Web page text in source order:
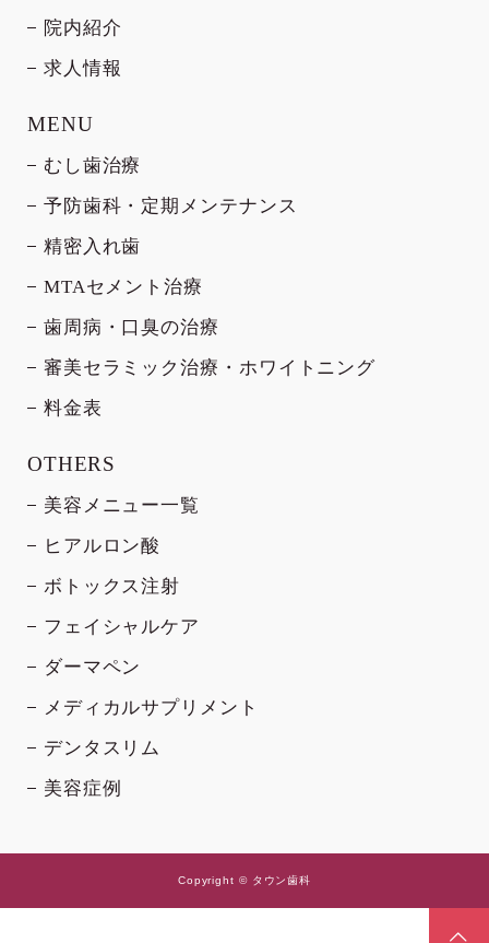
院内紹介
求人情報
MENU
むし歯治療
予防歯科・定期メンテナンス
精密入れ歯
MTAセメント治療
歯周病・口臭の治療
審美セラミック治療・ホワイトニング
料金表
OTHERS
美容メニュー一覧
ヒアルロン酸
ボトックス注射
フェイシャルケア
ダーマペン
メディカルサプリメント
デンタスリム
美容症例
Copyright © タウン歯科